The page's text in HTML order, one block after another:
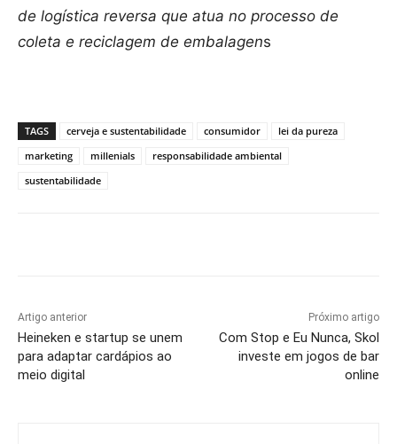
de logística reversa que atua no processo de
coleta e reciclagem de embalagens
TAGS cerveja e sustentabilidade consumidor
lei da pureza
marketing
millenials
responsabilidade ambiental
sustentabilidade
Artigo anterior
Heineken e startup se unem
para adaptar cardápios ao
meio digital
Próximo artigo
Com Stop e Eu Nunca, Skol
investe em jogos de bar
online